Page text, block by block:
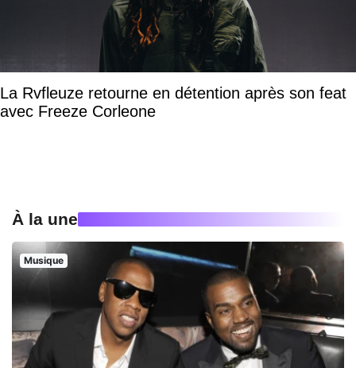
La Rvfleuze retourne en détention après son feat
avec Freeze Corleone
À la une
Musique